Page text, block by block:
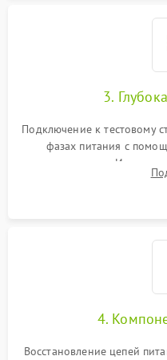
3.
Подключение к тестовому
фазах питания с
инициализации.
4.
Восстановление цепей